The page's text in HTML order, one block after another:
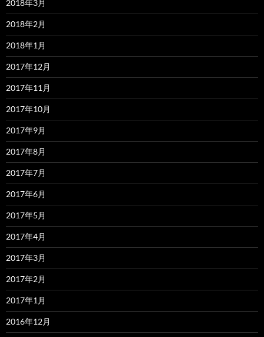
2018年3月
2018年2月
2018年1月
2017年12月
2017年11月
2017年10月
2017年9月
2017年8月
2017年7月
2017年6月
2017年5月
2017年4月
2017年3月
2017年2月
2017年1月
2016年12月